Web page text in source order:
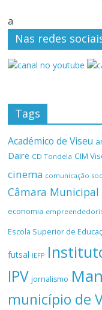
a
Nas redes
Tags
Académico de Viseu
Daire CD Tondela CIM
cinema comunicação
Câmara Municipal
economia
Escola Superior de
futsal IEFP
IPV jornalismo
município de